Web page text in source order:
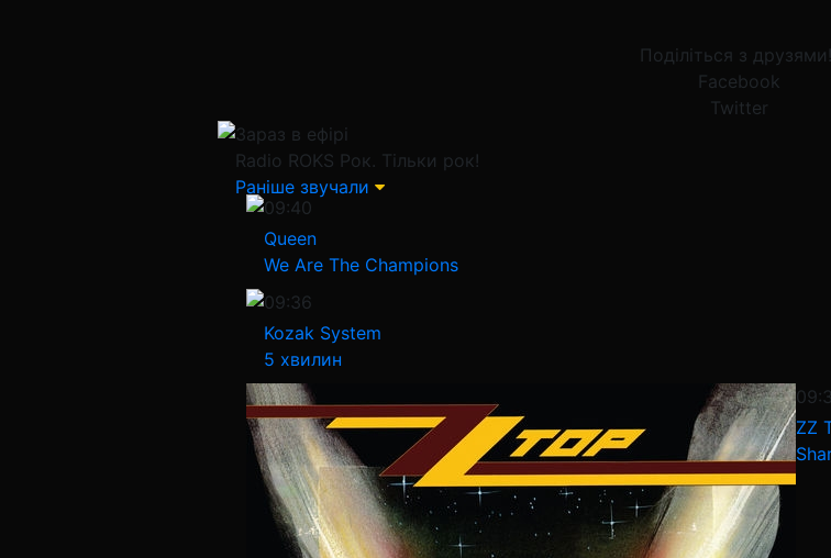
Поділіться з друзями!
Facebook
Twitter
Зараз в ефірі
Radio ROKS Рок. Тільки рок!
Раніше звучали
09:40
Queen
We Are The Champions
09:36
Kozak System
5 хвилин
ZZ